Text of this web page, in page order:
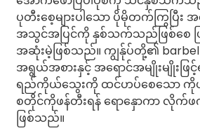
ပုတီးစေ့များပါသော ပိုမိုတက်ကြွပြီး
အသွင်အပြင်ကို နှစ်သက်သည်ဖြစ်စေ ဖ
အဆုံးမဲ့ဖြစ်သည်။ ကျွန်ုပ်တို့၏
အရွယ်အစားနှင့် အရောင်အမျိုးမျိုးဖြ
ရည်ကိုယ်သွေးကို ထင်ဟပ်စေသော ကိုယ်
စတိုင်ကိုဖန်တီးရန် ရောနှောကာ လိုက်
ဖြစ်သည်။